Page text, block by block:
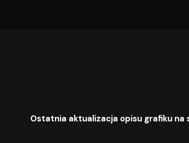
Ostatnia aktualizacja opisu grafiku na